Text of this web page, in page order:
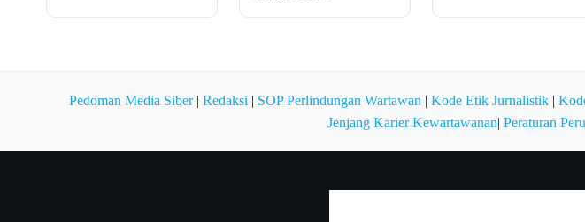
Pedoman Media Siber| Redaksi | SOP Perlindungan Wartawan | Kode Etik Jurnalistik |
Jenjang Karier Kewartawanan| Peraturan